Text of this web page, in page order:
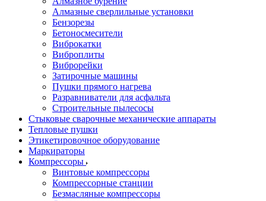
Алмазные сверлильные установки
Бензорезы
Бетоносмесители
Виброкатки
Виброплиты
Виброрейки
Затирочные машины
Пушки прямого нагрева
Разравниватели для асфальта
Строительные пылесосы
Стыковые сварочные механические аппараты
Тепловые пушки
Этикетировочное оборудование
Маркираторы
Компрессоры
Винтовые компрессоры
Компрессорные станции
Безмасляные компрессоры